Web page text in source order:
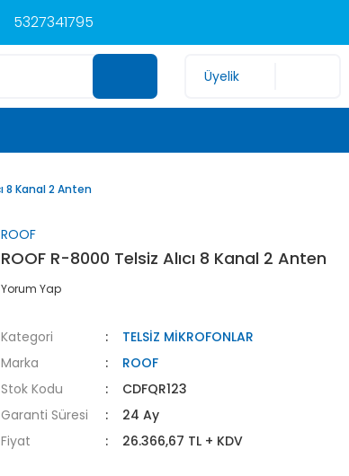
5327341795
Üyelik
8 Kanal 2 Anten
ROOF
ROOF R-8000 Telsiz Alıcı 8 Kanal 2 Anten
Yorum Yap
Kategori
TELSİZ MİKROFONLAR
Marka
ROOF
Stok Kodu
CDFQR123
Garanti Süresi
24 Ay
Fiyat
26.366,67 TL + KDV